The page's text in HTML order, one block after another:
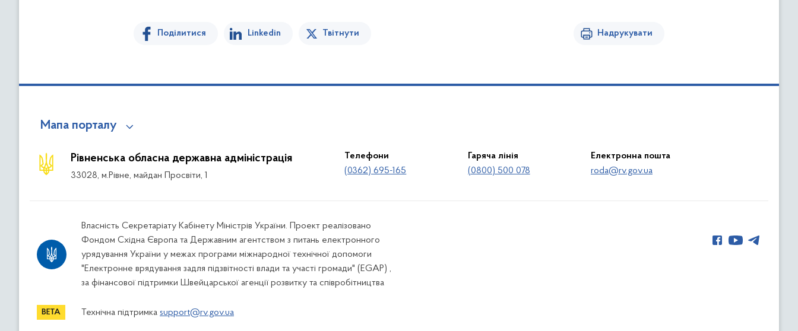
Поділитися Linkedin Твітнути Надрукувати
Мапа порталу
Рівненська обласна державна адміністрація
33028, м.Рівне, майдан Просвіти, 1
Телефони
(0362) 695-165
Гаряча лінія
(0800) 500 078
Електронна пошта
roda@rv.gov.ua
Власність Секретаріату Кабінету Міністрів України. Проект реалізовано
Фондом Східна Європа та Державним агентством з питань електронного
урядування України у межах програми міжнародної технічної допомоги
"Електронне врядування задля підзвітності влади та участі громади" (EGAP) ,
за фінансової підтримки Швейцарської агенції розвитку та співробітництва
Технічна підтримка support@rv.gov.ua